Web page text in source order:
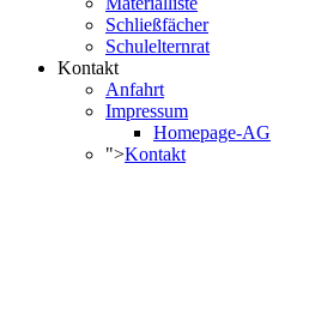
Schließfächer
Schulelternrat
Kontakt
Anfahrt
Impressum
Homepage-AG
">Kontakt